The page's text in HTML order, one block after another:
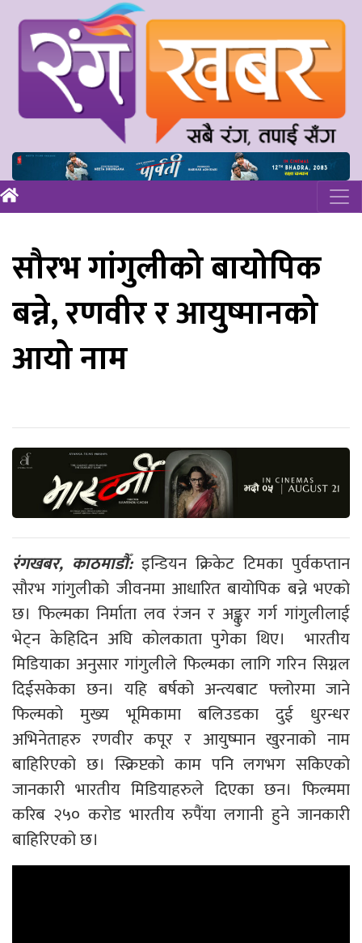
सौरभ गांगुलीको बायोपिक
बन्ने, रणवीर र आयुष्मानको
आयो नाम
रंगखबर, काठमाडौँ: इन्डियन क्रिकेट टिमका पुर्वकप्तान
सौरभ गांगुलीको जीवनमा आधारित बायोपिक बन्ने भएको
छ। फिल्मका निर्माता लव रंजन र अङ्कुर गर्ग गांगुलीलाई
भेट्न केहिदिन अघि कोलकाता पुगेका थिए। भारतीय
मिडियाका अनुसार गांगुलीले फिल्मका लागि गरिन सिग्नल
दिईसकेका छन। यहि बर्षको अन्त्यबाट फ्लोरमा जाने
फिल्मको मुख्य भूमिकामा बलिउडका दुई धुरन्धर
अभिनेताहरु रणवीर कपूर र आयुष्मान खुरनाको नाम
बाहिरिएको छ। स्क्रिप्टको काम पनि लगभग सकिएको
जानकारी भारतीय मिडियाहरुले दिएका छन। फिल्ममा
करिब २५० करोड भारतीय रुपैंया लगानी हुने जानकारी
बाहिरिएको छ।